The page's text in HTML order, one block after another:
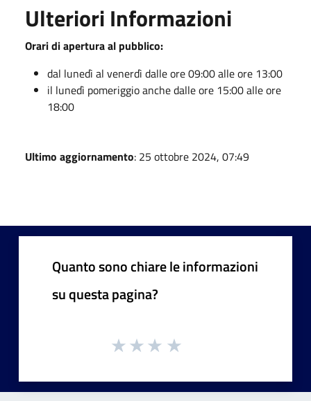
Ulteriori Informazioni
Orari di apertura al pubblico:
dal lunedì al venerdì dalle ore 09:00 alle ore 13:00
il lunedì pomeriggio anche dalle ore 15:00 alle ore
18:00
Ultimo aggiornamento: 25 ottobre 2024, 07:49
Quanto sono chiare le informazioni
su questa pagina?